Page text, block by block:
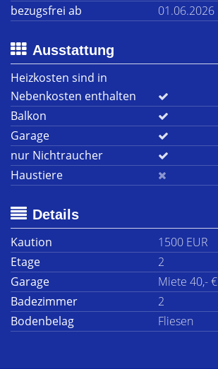
bezugsfrei ab
01.06.2026
Ausstattung
Heizkosten sind in
Nebenkosten enthalten
Balkon
Garage
nur Nichtraucher
Haustiere
Details
Kaution
1500 EUR
Etage
2
Garage
Miete 40,- €
Badezimmer
2
Bodenbelag
Fliesen